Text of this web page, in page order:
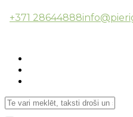
+371 28644888